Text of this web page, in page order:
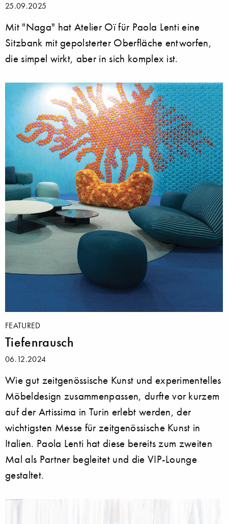
25.09.2025
Mit "Naga" hat Atelier Oï für Paola Lenti eine
Sitzbank mit gepolsterter Oberfläche entworfen,
die simpel wirkt, aber in sich komplex ist.
FEATURED
Tiefenrausch
06.12.2024
Wie gut zeitgenössische Kunst und experimentelles
Möbeldesign zusammenpassen, durfte vor kurzem
auf der Artissima in Turin erlebt werden, der
wichtigsten Messe für zeitgenössische Kunst in
Italien. Paola Lenti hat diese bereits zum zweiten
Mal als Partner begleitet und die VIP-Lounge
gestaltet.